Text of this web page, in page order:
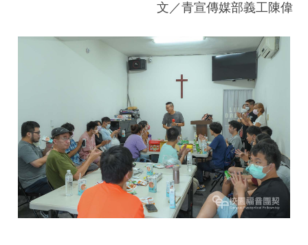
文／青宣傳媒部義工陳偉